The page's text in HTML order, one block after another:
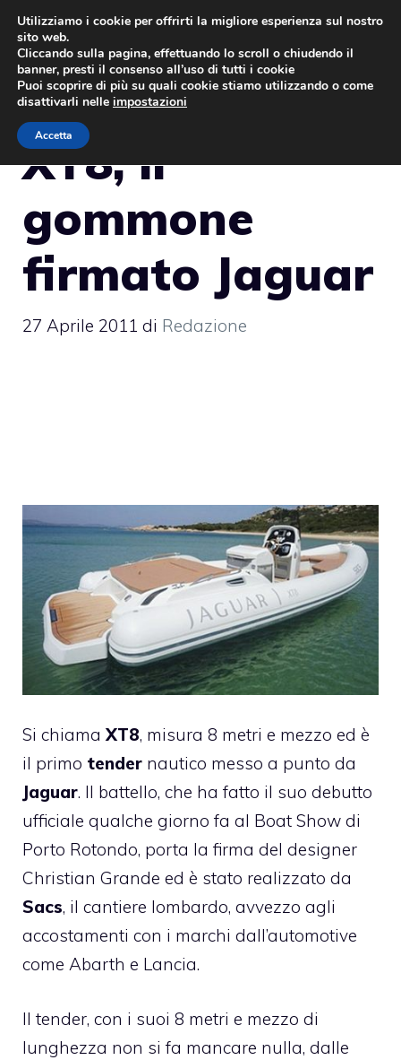
Vai
contenuto
XT8, il
gommone
firmato Jaguar
27 Aprile 2011 di Redazione
Si chiamaXT8, misura 8 metri e mezzo ed è
il primo tender nautico messo a punto da
Jaguar. Il battello, che ha fatto il suo debutto
ufficiale qualche giorno fa al Boat Show di
Porto Rotondo, porta la firma del designer
Christian Grande ed è stato realizzato da
Sacs, il cantiere lombardo, avvezzo agli
accostamenti con i marchi dall’automotive
come Abarth e Lancia.
Il tender, con i suoi 8 metri e mezzo di
lunghezza non si fa mancare nulla, dalle
Utilizziamo i cookie per offrirti la migliore esperienza sul nostro
sito web.
Cliccando sulla pagina, effettuando lo scroll o chiudendo il
banner, presti il consenso all’uso di tutti i cookie
Puoi scoprire di più su quali cookie stiamo utilizzando o come
disattivarli nelle impostazioni
Accetta